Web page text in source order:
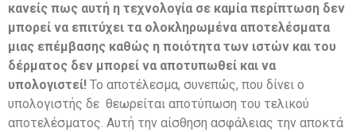
κανείς πως αυτή η τεχνολογία σε καμία περίπτωση δεν
μπορεί να επιτύχει τα ολοκληρωμένα αποτελέσματα
μιας επέμβασης καθώς η ποιότητα των ιστών και του
δέρματος δεν μπορεί να αποτυπωθεί και να
υπολογιστεί! Το αποτέλεσμα, συνεπώς, που δίνει ο
υπολογιστής δε θεωρείται αποτύπωση του τελικού
αποτελέσματος. Αυτή την αίσθηση ασφάλειας την αποκτά